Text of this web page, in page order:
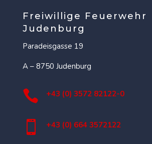
Freiwillige Feuerwehr
Judenburg
Paradeisgasse 19
A – 8750 Judenburg
 +43 (0) 3572 82122-0
 +43 (0) 664 3572122